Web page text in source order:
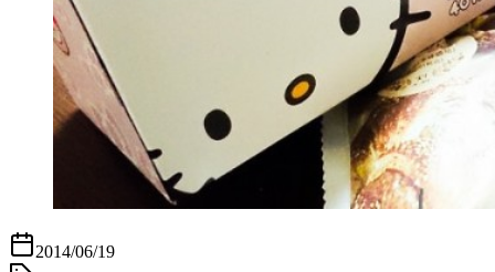
2014/06/19